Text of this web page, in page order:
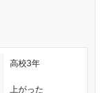
、塾授業以外の
高校3年
上がった